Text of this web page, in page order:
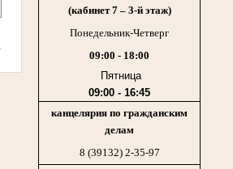
(кабинет 7 – 3-й этаж)
Понедельник-Четверг
09:00 - 18:00
Пятница
09:00 - 16:45
канцелярия по гражданским
делам
8 (39132) 2-35-97